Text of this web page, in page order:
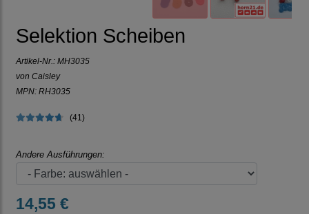
Selektion Scheiben
Artikel-Nr.: MH3035
von Caisley
MPN: RH3035
(41)
Andere Ausführungen:
14,55 €